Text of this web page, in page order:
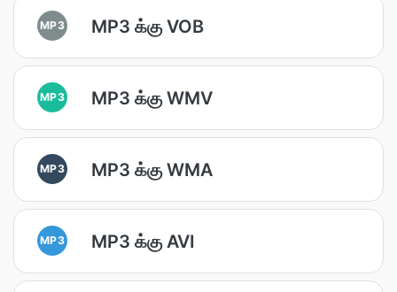
MP3 MP3 க்கு VOB
MP3 MP3 க்கு WMV
MP3 MP3 க்கு WMA
MP3 MP3 க்கு AVI